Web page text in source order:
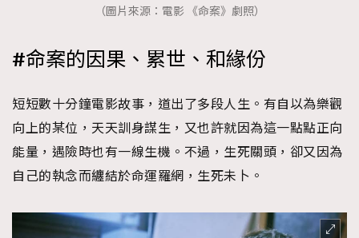
（圖片來源：電影 《命案》劇照）
#命案的因果、累世、和緣份
短短數十分鐘電影故事，道出了多段人生。有自以為樂觀
向上的某位，天天訓身謀生，又也許就因為這一點點正向
能量，遇險時也有一線生機。不過，生死關頭，卻又因為
自己的執念而纏結於命運羅網，生死未卜。